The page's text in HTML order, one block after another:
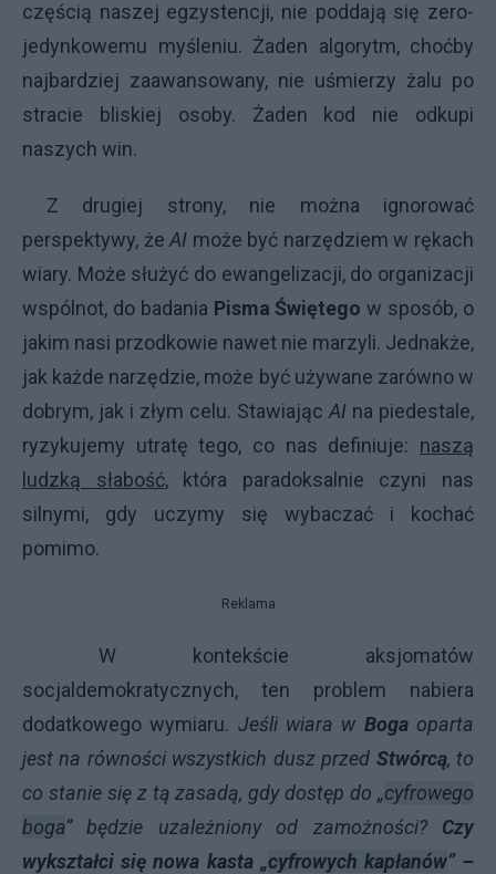
częścią naszej egzystencji, nie poddają się zero-
jedynkowemu myśleniu. Żaden algorytm, choćby
najbardziej zaawansowany, nie uśmierzy żalu po
stracie bliskiej osoby. Żaden kod nie odkupi
naszych win.
Z drugiej strony, nie można ignorować
perspektywy, żeAI może być narzędziem w rękach
wiary. Może służyć do ewangelizacji, do organizacji
wspólnot, do badania Pisma Świętego w sposób, o
jakim nasi przodkowie nawet nie marzyli. Jednakże,
jak każde narzędzie, może być używane zarówno w
dobrym, jak i złym celu. Stawiając AI na piedestale,
ryzykujemy utratę tego, co nas definiuje: naszą
ludzką słabość, która paradoksalnie czyni nas
silnymi, gdy uczymy się wybaczać i kochać
pomimo.
Reklama
W kontekście aksjomatów
socjaldemokratycznych, ten problem nabiera
dodatkowego wymiaru. Jeśli wiara w Bogaoparta
jest na równości wszystkich dusz przed Stwórcą, to
co stanie się z tą zasadą, gdy dostęp do „cyfrowego
boga” będzie uzależniony od zamożności?
Czy
wykształci się nowa kasta „cyfrowych kapłanów” –